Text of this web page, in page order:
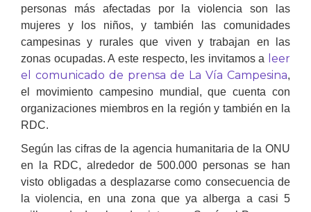
personas más afectadas por la violencia son las
mujeres y los niños, y también las comunidades
campesinas y rurales que viven y trabajan en las
zonas ocupadas. A este respecto, les invitamos a
leer
el comunicado de prensa de La Vía Campesina,
el movimiento campesino mundial, que cuenta con
organizaciones miembros en la región y también en la
RDC.
Según las cifras de la agencia humanitaria de la ONU
en la RDC, alrededor de 500.000 personas se han
visto obligadas a desplazarse como consecuencia de
la violencia, en una zona que ya alberga a casi 5